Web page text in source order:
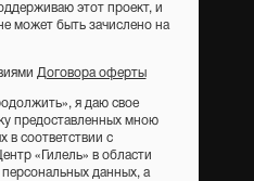
этот проект, и
может быть зачислено на
Договора оферты
я даю свое
предоставленных мною
в соответствии с
«Гилель» в области
данных, а